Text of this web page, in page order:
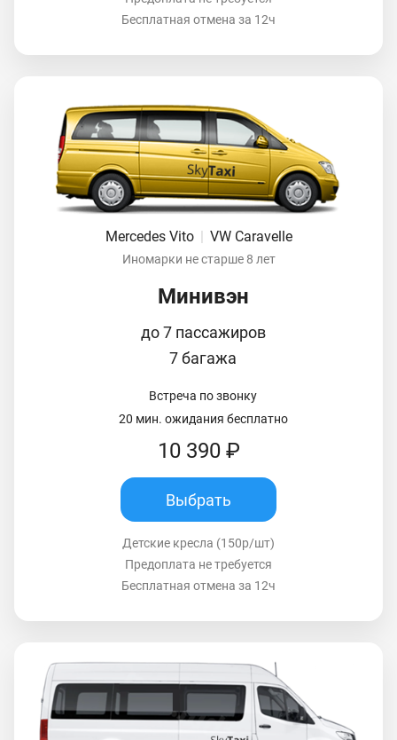
Бесплатная отмена за 12ч
Mercedes Vito VW Caravelle
Иномарки не старше 8 лет
Минивэн
до 7 пассажиров
7 багажа
Встреча по звонку
20 мин. ожидания бесплатно
10 390 ₽
Выбрать
Детские кресла (150р/шт)
Предоплата не требуется
Бесплатная отмена за 12ч